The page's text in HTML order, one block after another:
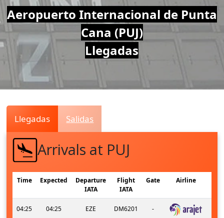
Air
Traffic
Live
Aeropuerto Internacional de Punta
Cana (PUJ)
Llegadas
Llegadas Salidas
Arrivals at PUJ
Time Expected
Departure
IATA
Flight
IATA
Gate Airline
04:25 04:25 EZE DM6201 -